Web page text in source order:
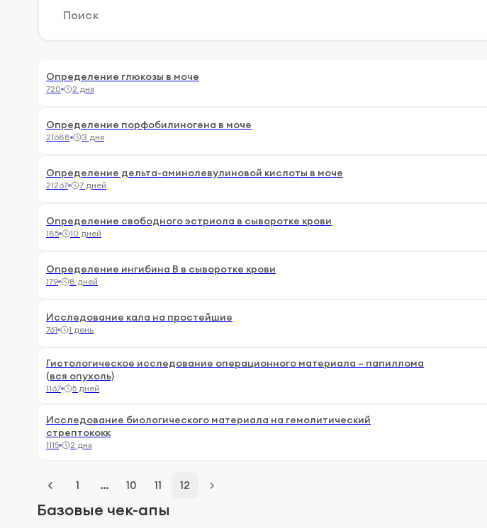
Базовые чек-апы
Определение глюкозы в моче
720 2 дня
Определение порфобилиногена в моче
21688 3 дня
Определение дельта-аминолевулиновой кислоты в моче
21267 7 дней
Определение свободного эстриола в сыворотке крови
185 10 дней
Определение ингибина В в сыворотке крови
179 8 дней
Исследование кала на простейшие
761 1 день
Гистологическое исследование операционного материала – папиллома
(вся опухоль)
1167 5 дней
Исследование биологического материала на гемолитический
стрептококк
1115 2 дня
keyboard_arrow_left 1 … 10 11 12 keyboard_arrow_right